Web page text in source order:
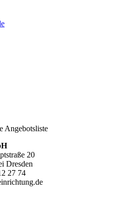
Angebotsliste
20
Dresden
27 74